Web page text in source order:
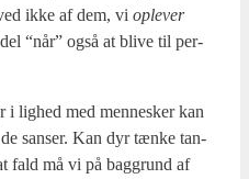
ikke af dem, vi ople­ver
“når” også at bli­ve til per­
i lig­hed med men­ne­sker kan
san­ser. Kan dyr tæn­ke tan­
fald må vi på bag­grund af